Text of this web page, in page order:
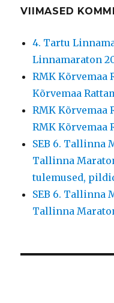
VIIMASED
4. Tartu
Linnamaraton
RMK Kõrvemaa
Kõrvemaa
RMK Kõrvemaa
RMK Kõrvemaa
SEB 6. Tallinna
Tallinna
tulemused,
SEB 6. Tallinna
Tallinna